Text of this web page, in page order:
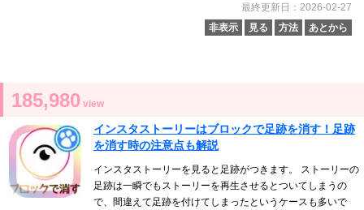
最終更新日：2026-02-27
非表示
見る 方法 あとから
185,980 view
インスタストーリーはブロックで足跡を消す！足跡
を消す時の注意点も解説
インスタストーリーを見ると足跡がつきます。 ストーリーの
足跡は一瞬でもストーリーを再生させるとついてしまうの
で、間違えて足跡を付けてしまったというケースも多いで